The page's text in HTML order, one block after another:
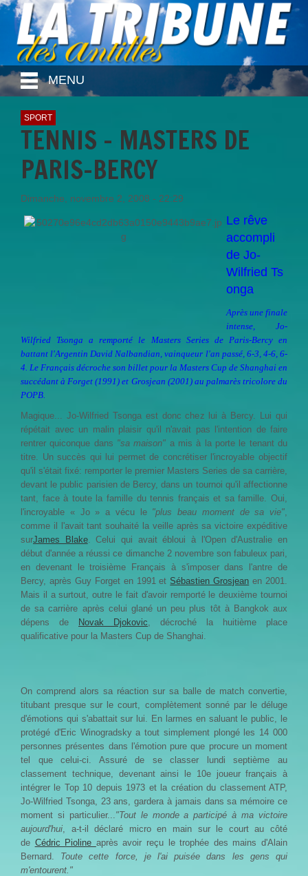
MENU
SPORT
TENNIS - MASTERS DE
PARIS-BERCY
Dimanche, novembre 2, 2008 - 22:29
Le rêve
accompli
de Jo-
Wilfried Ts
onga
Après une finale
intense, Jo-
Wilfried Tsonga a remporté le Masters Series de Paris-Bercy en
battant l'Argentin David Nalbandian , vainqueur l'an passé, 6-3, 4-6, 6-
4. Le Français décroche son billet pour la Masters Cup de Shanghai en
succédant à Forget (1991) et Grosjean (2001) au palmarès tricolore du
POPB.
Magique... Jo-Wilfried Tsonga est donc chez lui à Bercy. Lui qui
répétait avec un malin plaisir qu'il n'avait pas l'intention de faire
rentrer quiconque dans "sa maison" a mis à la porte le tenant du
titre. Un succès qui lui permet de concrétiser l'incroyable objectif
qu'il s'était fixé: remporter le premier Masters Series de sa carrière,
devant le public parisien de Bercy, dans un tournoi qu'il affectionne
tant, face à toute la famille du tennis français et sa famille. Oui,
l'incroyable « Jo » a vécu le "plus beau moment de sa vie"
comme il l'avait tant souhaité la veille après sa victoire expéditive
surJames Blake. Celui qui avait ébloui à l'Open d'Australie en
début d'année a réussi ce dimanche 2 novembre son fabuleux pari,
en devenant le troisième Français à s'imposer dans l'antre de
Bercy, après Guy Forget en 1991 et Sébastien Grosjean en 2001.
Mais il a surtout, outre le fait d'avoir remporté le deuxième tournoi
de sa carrière après celui glané un peu plus tôt à Bangkok aux
dépens de
Novak Djokovic , décroché la huitième place
qualificative pour la Masters Cup de Shanghai.
On comprend alors sa réaction sur sa balle de match convertie,
titubant presque sur le court, complètement sonné par le déluge
d'émotions qui s'abattait sur lui. En larmes en saluant le public, le
protégé d'Eric Winogradsky a tout simplement plongé les 14 000
personnes présentes dans l'émotion pure que procure un moment
tel que celui-ci. Assuré de se classer lundi septième au
classement technique, devenant ainsi le 10e joueur français à
intégrer le Top 10 depuis 1973 et la création du classement ATP,
Jo-Wilfried Tsonga, 23 ans, gardera à jamais dans sa mémoire ce
moment si particulier... "Tout le monde a participé à ma victoire
aujourd'hui , a-t-il déclaré micro en main sur le court au côté
de Cédric Pioline après avoir reçu le trophée des mains d'Alain
Bernard. Toute cette force, je l'ai puisée dans les gens qui
m'entourent."